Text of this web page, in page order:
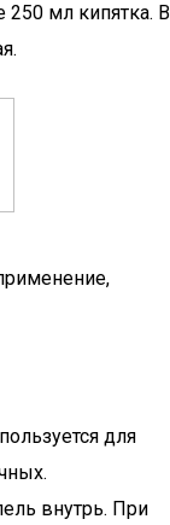
250 мл кипятка. В
для
внутрь. При